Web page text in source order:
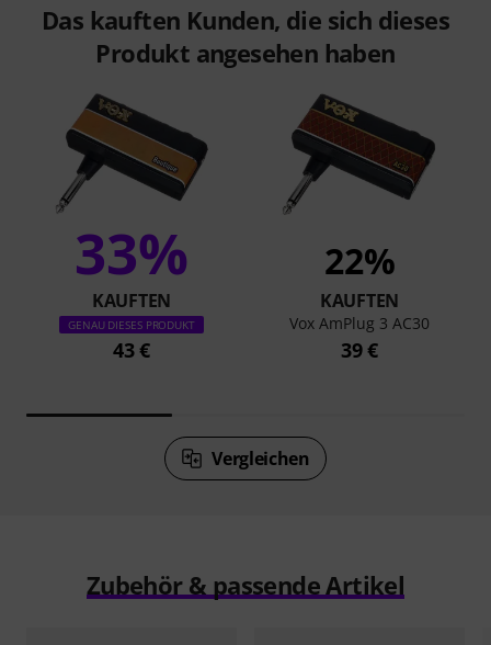
Das kauften Kunden, die sich dieses
Produkt angesehen haben
33%
KAUFTEN
GENAU DIESES PRODUKT
43 €
22%
KAUFTEN
Vox AmPlug 3 AC30
39 €
Vergleichen
Zubehör & passende Artikel